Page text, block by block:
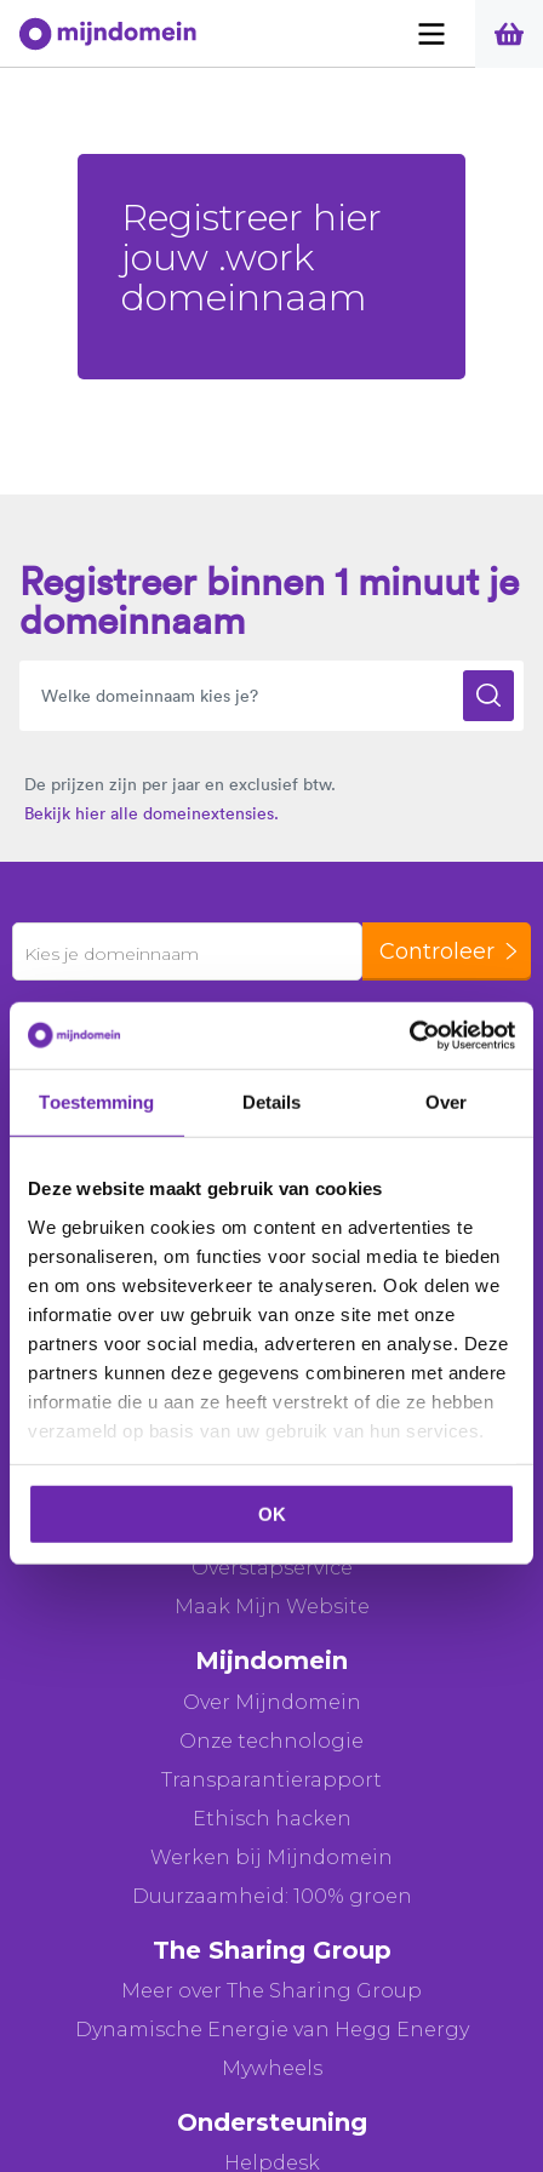
Toestemming Details Over
Deze website maakt gebruik van cookies
We gebruiken cookies om content en advertenties te
personaliseren, om functies voor social media te bieden
en om ons websiteverkeer te analyseren. Ook delen we
informatie over uw gebruik van onze site met onze
partners voor social media, adverteren en analyse. Deze
partners kunnen deze gegevens combineren met andere
informatie die u aan ze heeft verstrekt of die ze hebben
verzameld op basis van uw gebruik van hun services.
OK
Registreer hier
jouw .work
domeinnaam
Registreer binnen 1 minuut je
domeinnaam
De prijzen zijn per jaar en exclusief btw.
Bekijk hier alle domeinextensies.
Kies je domeinnaam Controleer
299 domeinnamen
Wij beheren1.039.150 domeinnamen voor277.850
klanten.
Producten
Domeinnaam
E-mail
Webhosting
Webshop
Overstapservice
Maak Mijn Website
Mijndomein
Over Mijndomein
Onze technologie
Transparantierapport
Ethisch hacken
Werken bij Mijndomein
Duurzaamheid: 100% groen
The Sharing Group
Meer over The Sharing Group
Dynamische Energie van Hegg Energy
Mywheels
Ondersteuning
Helpdesk